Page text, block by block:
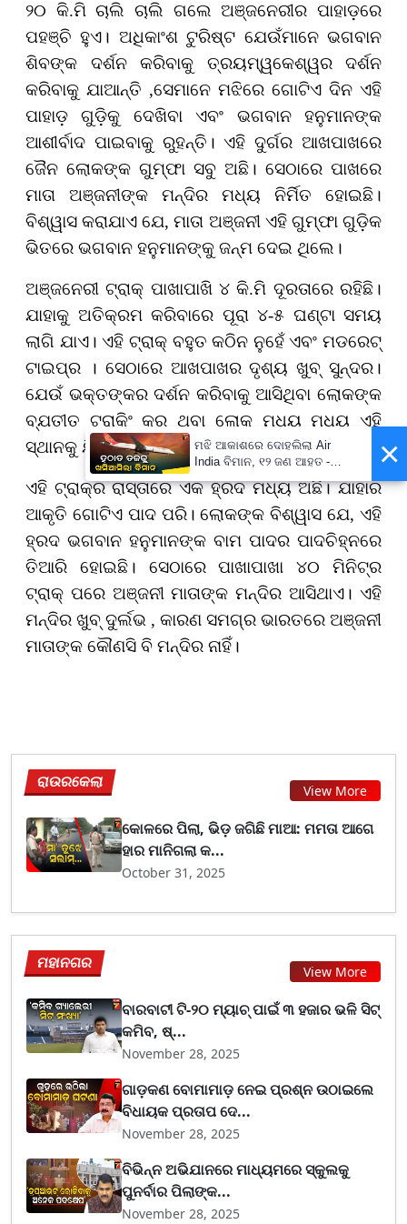
୨୦ କି.ମି ଚାଲି ଚାଲି ଗଲେ ଅଞ୍ଜନେରୀର ପାହାଡ଼ରେ
ପହଞ୍ଚି ହୁଏ। ଅଧିକାଂଶ ଟୁରିଷ୍ଟ ଯେଉଁମାନେ ଭଗବାନ
ଶିବଙ୍କ ଦର୍ଶନ କରିବାକୁ ତ୍ରୟମ୍ୱକେଶ୍ୱର ଦର୍ଶନ
କରିବାକୁ ଯାଆନ୍ତି ,ସେମାନେ ମଝିରେ ଗୋଟିଏ ଦିନ ଏହି
ପାହାଡ଼ ଗୁଡ଼ିକୁ ଦେଖିବା ଏବଂ ଭଗବାନ ହନୁମାନଙ୍କ
ଆଶୀର୍ବାଦ ପାଇବାକୁ ରୁହନ୍ତି। ଏହି ଦୁର୍ଗର ଆଖପାଖରେ
ଜୈନ ଲୋକଙ୍କ ଗୁମ୍ଫା ସବୁ ଅଛି। ସେଠାରେ ପାଖରେ
ମାତା ଅଞ୍ଜନୀଙ୍କ ମନ୍ଦିର ମଧ୍ୟ ନିର୍ମିତ ହୋଇଛି।
ବିଶ୍ୱାସ କରାଯାଏ ଯେ, ମାତା ଅଞ୍ଜନୀ ଏହି ଗୁମ୍ଫା ଗୁଡ଼ିକ
ଭିତରେ ଭଗବାନ ହନୁମାନଙ୍କୁ ଜନ୍ମ ଦେଇ ଥିଲେ।
ଅଞ୍ଜନେରୀ ଟ୍ରାକ୍‌ ପାଖାପାଖି ୪ କି.ମି ଦୂରତାରେ ରହିଛି।
ଯାହାକୁ ଅତିକ୍ରମ କରିବାରେ ପୂରା ୪-୫ ଘଣ୍ଟା ସମୟ
ଲାଗି ଯାଏ। ଏହି ଟ୍ରାକ୍‌ ବହୁତ କଠିନ ନୁହେଁ ଏବଂ ମଡରେଟ୍‌
ଟାଇପ୍‌ର । ସେଠାରେ ଆଖପାଖର ଦୃଶ୍ୟ ଖୁବ୍‌ ସୁନ୍ଦର।
ଯେଉଁ ଭକ୍ତଙ୍କର ଦର୍ଶନ କରିବାକୁ ଆସିଥିବା ଲୋକଙ୍କ
ବ୍ଯତୀତ ଟ୍ରାକିଂ କରୁ ଥିବା ଲୋକ ମଧ୍ୟ ମଧ୍ୟ ଏହି
ସ୍ଥାନକୁ ଯିବାକୁ ପସନ୍ଦ କରନ୍ତି।
ଏହି ଟ୍ରାକ୍‌ର ରାସ୍ତାରେ ଏକ ହ୍ରଦ ମଧ୍ୟ ଅଛି। ଯାହାର
ଆକୃତି ଗୋଟିଏ ପାଦ ପରି। ଲୋକଙ୍କ ବିଶ୍ୱାସ ଯେ, ଏହି
ହ୍ରଦ ଭଗବାନ ହନୁମାନଙ୍କ ବାମ ପାଦର ପାଦଚିହ୍ନରେ
ତିଆରି ହୋଇଛି। ସେଠାରେ ପାଖାପାଖା ୪୦ ମିନିଟ୍‌ର
ଟ୍ରାକ୍ ପରେ ଅଞ୍ଜନୀ ମାତାଙ୍କ ମନ୍ଦିର ଆସିଥାଏ। ଏହି
ମନ୍ଦିର ଖୁବ୍‌ ଦୁର୍ଲଭ , କାରଣ ସମଗ୍ର ଭାରତରେ ଅଞ୍ଜନୀ
ମାତାଙ୍କ କୌଣସି ବି ମନ୍ଦିର ନାହିଁ।
ରାଉରକେଲା View More
କୋଳରେ ପିଲା, ଭିଡ଼ ଜଗିଛି ମାଆ: ମମତା ଆଗେ
ହାର ମାନିଗଲା କ...
October 31, 2025
ମହାନଗର View More
ବାରବାଟୀ ଟି-୨୦ ମ୍ୟାଚ୍ ପାଇଁ ୩ ହଜାର ଭଳି ସିଟ୍
କମିବ, ଷ୍...
November 28, 2025
ଗାଡ଼କଣ ବୋମାମାଡ଼ ନେଇ ପ୍ରଶ୍ନ ଉଠାଇଲେ
ବିଧାୟକ ପ୍ରତାପ ଦେ...
November 28, 2025
ବିଭିନ୍ନ ଅଭିଯାନରେ ମାଧ୍ୟମରେ ସ୍କୁଲକୁ
ପୁନର୍ବାର ପିଲାଙ୍କ...
November 28, 2025
×
ମଝି ଆକାଶରେ ଦୋହଲିଲା Air
India ବିମାନ, ୧୨ ଜଣ ଆହତ -